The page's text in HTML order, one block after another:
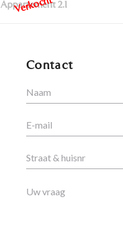
Appartement 2.1
Contact
Naam
E-mail
Straat & huisnr
Uw vraag